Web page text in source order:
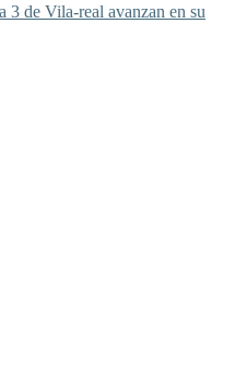
3 de Vila-real avanzan en su